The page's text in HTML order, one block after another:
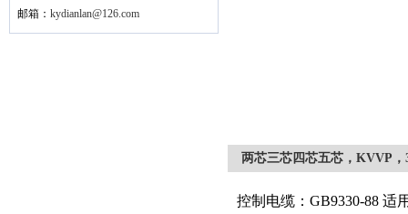
邮箱： kydianlan@126.com
两芯三芯四芯五芯，KVVP
控制电缆：GB9330-88